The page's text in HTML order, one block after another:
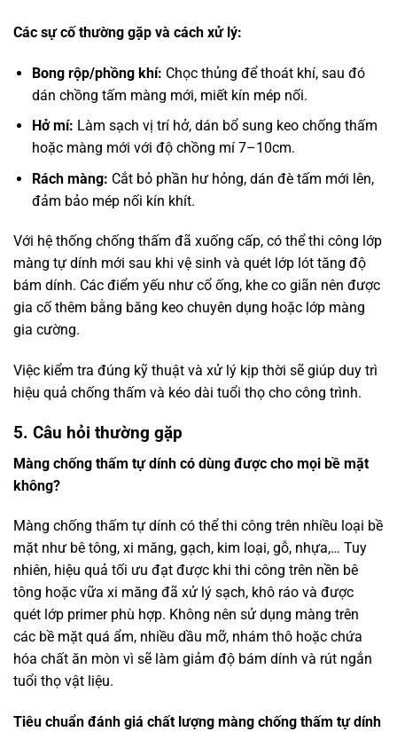
Các sự cố thường gặp và cách xử lý:
Bong rộp/phồng khí: Chọc thủng để thoát khí, sau đó
dán chồng tấm màng mới, miết kín mép nối.
Hở mí: Làm sạch vị trí hở, dán bổ sung keo chống thấm
hoặc màng mới với độ chồng mí 7–10cm.
Rách màng: Cắt bỏ phần hư hỏng, dán đè tấm mới lên,
đảm bảo mép nối kín khít.
Với hệ thống chống thấm đã xuống cấp, có thể thi công lớp
màng tự dính mới sau khi vệ sinh và quét lớp lót tăng độ
bám dính. Các điểm yếu như cổ ống, khe co giãn nên được
gia cố thêm bằng băng keo chuyên dụng hoặc lớp màng
gia cường.
Việc kiểm tra đúng kỹ thuật và xử lý kịp thời sẽ giúp duy trì
hiệu quả chống thấm và kéo dài tuổi thọ cho công trình.
5. Câu hỏi thường gặp
Màng chống thấm tự dính có dùng được cho mọi bề mặt
không?
Màng chống thấm tự dính có thể thi công trên nhiều loại bề
mặt như bê tông, xi măng, gạch, kim loại, gỗ, nhựa,… Tuy
nhiên, hiệu quả tối ưu đạt được khi thi công trên nền bê
tông hoặc vữa xi măng đã xử lý sạch, khô ráo và được
quét lớp primer phù hợp. Không nên sử dụng màng trên
các bề mặt quá ẩm, nhiều dầu mỡ, nhám thô hoặc chứa
hóa chất ăn mòn vì sẽ làm giảm độ bám dính và rút ngắn
tuổi thọ vật liệu.
Tiêu chuẩn đánh giá chất lượng màng chống thấm tự dính